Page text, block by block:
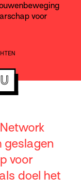
voor
geslagen
voor
doel het